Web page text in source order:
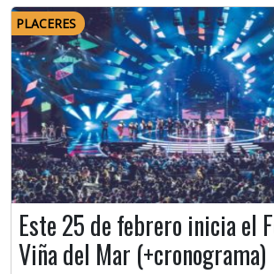
PLACERES
Este 25 de febrero inicia el
Viña del Mar (+cronograma)